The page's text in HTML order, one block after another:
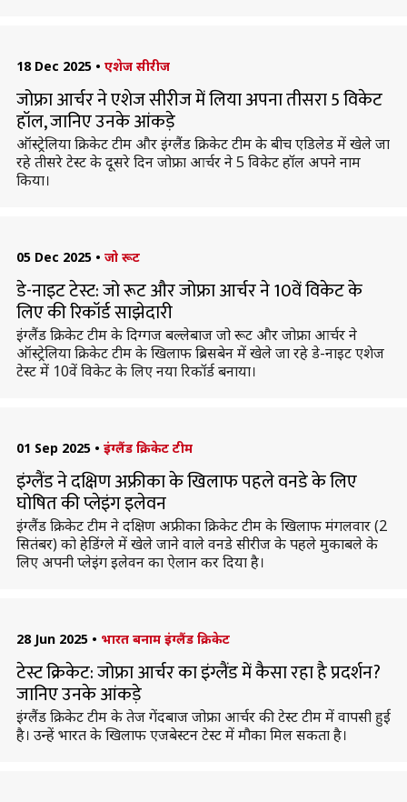
18 Dec 2025 • एशेज सीरीज
जोफ्रा आर्चर ने एशेज सीरीज में लिया अपना तीसरा 5 विकेट
हॉल, जानिए उनके आंकड़े
ऑस्ट्रेलिया क्रिकेट टीम और इंग्लैंड क्रिकेट टीम के बीच एडिलेड में खेले जा
रहे तीसरे टेस्ट के दूसरे दिन जोफ्रा आर्चर ने 5 विकेट हॉल अपने नाम
किया।
05 Dec 2025 • जो रूट
डे-नाइट टेस्ट: जो रूट और जोफ्रा आर्चर ने 10वें विकेट के
लिए की रिकॉर्ड साझेदारी
इंग्लैंड क्रिकेट टीम के दिग्गज बल्लेबाज जो रूट और जोफ्रा आर्चर ने
ऑस्ट्रेलिया क्रिकेट टीम के खिलाफ ब्रिसबेन में खेले जा रहे डे-नाइट एशेज
टेस्ट में 10वें विकेट के लिए नया रिकॉर्ड बनाया।
01 Sep 2025 • इंग्लैंड क्रिकेट टीम
इंग्लैंड ने दक्षिण अफ्रीका के खिलाफ पहले वनडे के लिए
घोषित की प्लेइंग इलेवन
इंग्लैंड क्रिकेट टीम ने दक्षिण अफ्रीका क्रिकेट टीम के खिलाफ मंगलवार (2
सितंबर) को हेडिंग्ले में खेले जाने वाले वनडे सीरीज के पहले मुकाबले के
लिए अपनी प्लेइंग इलेवन का ऐलान कर दिया है।
28 Jun 2025 • भारत बनाम इंग्लैंड क्रिकेट
टेस्ट क्रिकेट: जोफ्रा आर्चर का इंग्लैंड में कैसा रहा है प्रदर्शन?
जानिए उनके आंकड़े
इंग्लैंड क्रिकेट टीम के तेज गेंदबाज जोफ्रा आर्चर की टेस्ट टीम में वापसी हुई
है। उन्हें भारत के खिलाफ एजबेस्टन टेस्ट में मौका मिल सकता है।